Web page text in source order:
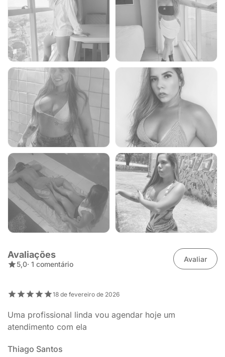
Avaliações
5,0· 1 comentário
Avaliar
18 de fevereiro de 2026
Uma profissional linda vou agendar hoje um
atendimento com ela
Thiago Santos